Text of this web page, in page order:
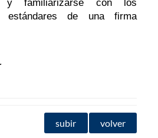
familiarizarse con los
estándares de una firma
subir volver